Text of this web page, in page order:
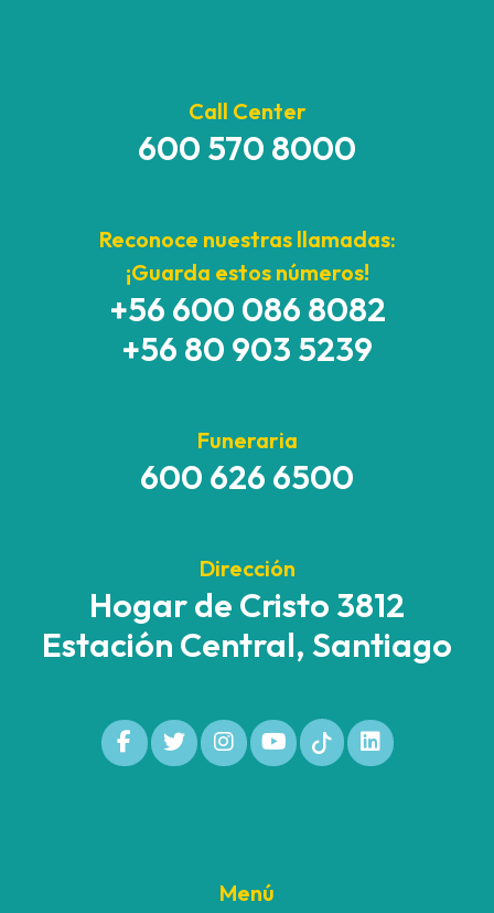
Call Center
600 570 8000
Reconoce nuestras llamadas:
¡Guarda estos números!
+56 600 086 8082
+56 80 903 5239
Funeraria
600 626 6500
Dirección
Hogar de Cristo 3812
Estación Central, Santiago
Menú